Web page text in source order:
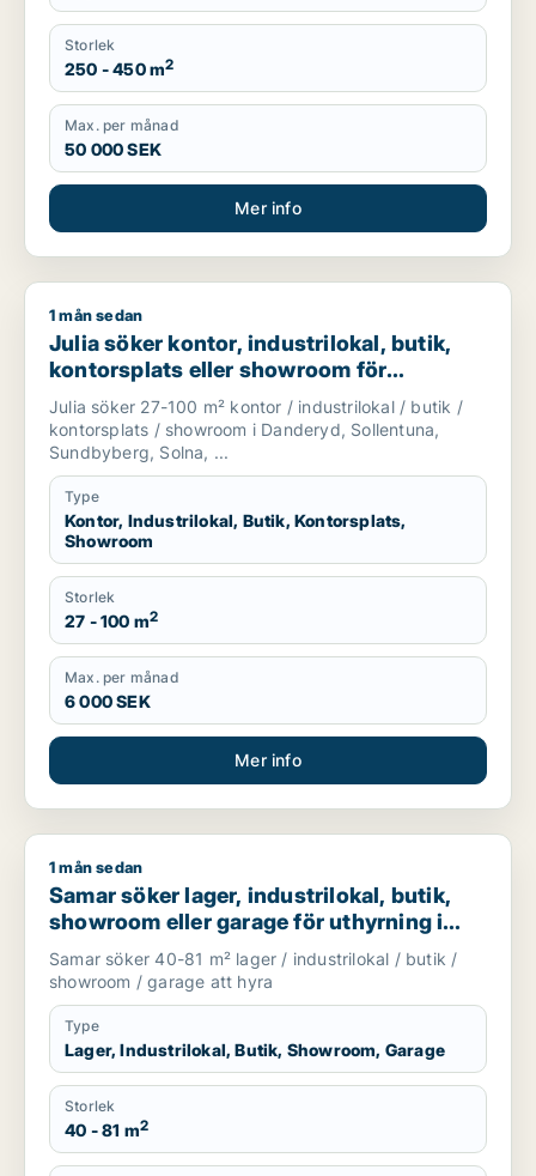
Storlek
250 - 450 m2
Max. per månad
50 000 SEK
Mer info
Julia söker kontor, industrilokal, butik, kontorsplats eller
1 mån sedan
Julia söker kontor, industrilokal, butik,
kontorsplats eller showroom för
uthyrning i Danderyd, Sollentuna eller
Sundbyberg m.fl.
Julia söker 27-100 m² kontor / industrilokal / butik /
kontorsplats / showroom i Danderyd, Sollentuna,
Sundbyberg, Solna, ...
Type
Kontor, Industrilokal, Butik, Kontorsplats,
Showroom
Storlek
27 - 100 m2
Max. per månad
6 000 SEK
Mer info
Samar söker lager, industrilokal, butik, showroom eller
1 mån sedan
Samar söker lager, industrilokal, butik,
showroom eller garage för uthyrning i
Upplands Väsby, Järfälla eller Täby m.fl.
Samar söker 40-81 m² lager / industrilokal / butik /
showroom / garage att hyra
Type
Lager, Industrilokal, Butik, Showroom, Garage
Storlek
40 - 81 m2